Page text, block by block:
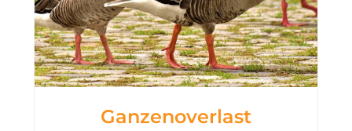
Ganzenoverlast